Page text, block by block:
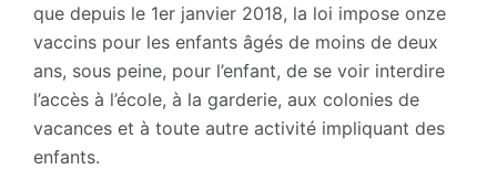
que depuis le 1er janvier 2018, la loi impose onze
vaccins pour les enfants âgés de moins de deux
ans, sous peine, pour l’enfant, de se voir interdire
l’accès à l’école, à la garderie, aux colonies de
vacances et à toute autre activité impliquant des
enfants.